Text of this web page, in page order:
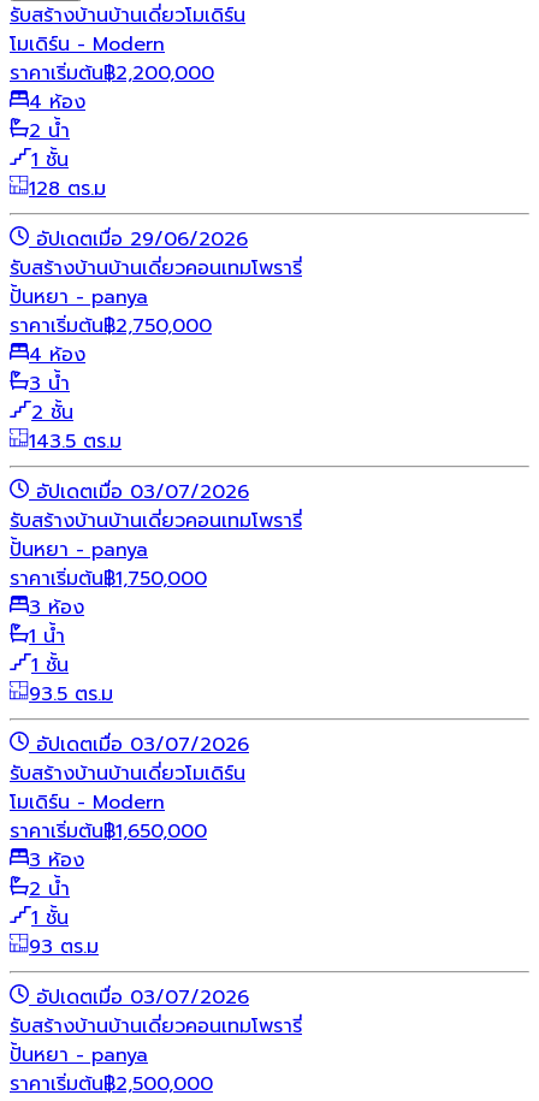
รับสร้างบ้านบ้านเดี่ยวโมเดิร์น
โมเดิร์น - Modern
ราคาเริ่มต้น฿2,200,000
4 ห้อง
2 น้ำ
1 ชั้น
128 ตร.ม
อัปเดตเมื่อ 29/06/2026
รับสร้างบ้านบ้านเดี่ยวคอนเทมโพรารี่
ปั้นหยา - panya
ราคาเริ่มต้น฿2,750,000
4 ห้อง
3 น้ำ
2 ชั้น
143.5 ตร.ม
อัปเดตเมื่อ 03/07/2026
รับสร้างบ้านบ้านเดี่ยวคอนเทมโพรารี่
ปั้นหยา - panya
ราคาเริ่มต้น฿1,750,000
3 ห้อง
1 น้ำ
1 ชั้น
93.5 ตร.ม
อัปเดตเมื่อ 03/07/2026
รับสร้างบ้านบ้านเดี่ยวโมเดิร์น
โมเดิร์น - Modern
ราคาเริ่มต้น฿1,650,000
3 ห้อง
2 น้ำ
1 ชั้น
93 ตร.ม
อัปเดตเมื่อ 03/07/2026
รับสร้างบ้านบ้านเดี่ยวคอนเทมโพรารี่
ปั้นหยา - panya
ราคาเริ่มต้น฿2,500,000